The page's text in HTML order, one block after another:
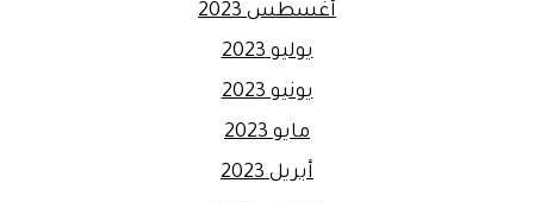
أغسطس 2023
يوليو 2023
يونيو 2023
مايو 2023
أبريل 2023